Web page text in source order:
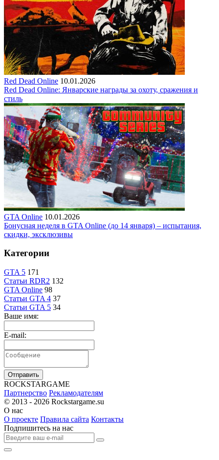
Red Dead Online 10.01.2026
Red Dead Online: Январские награды за охоту, сражения и
стиль
GTA Online 10.01.2026
Бонусная неделя в GTA Online (до 14 января) – испытания,
скидки, эксклюзивы
Категории
GTA 5 171
Статьи RDR2 132
GTA Online 98
Статьи GTA 4 37
Статьи GTA 5 34
Ваше имя:
E-mail:
Отправить
ROCKSTARGAME
Партнерство Рекламодателям
© 2013 - 2026 Rockstargame.su
О нас
О проекте Правила сайта Контакты
Подпишитесь на нас